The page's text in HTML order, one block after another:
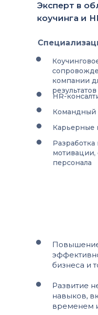
Эксперт в
коучинга и
компании
результатов
Командный
HR-
бизнеса и
Развитие
навыков,
временем
мотивации,
персонала
Карьерные